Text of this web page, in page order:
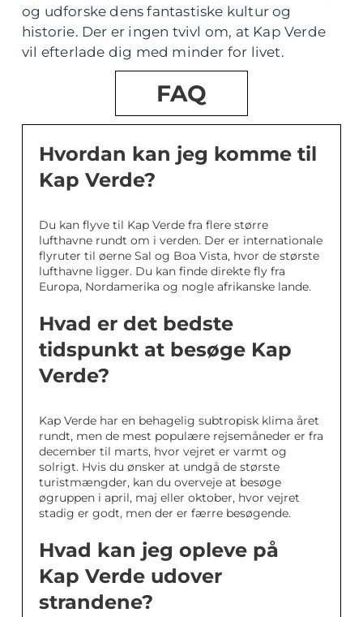
og udforske dens fantastiske kultur og
historie. Der er ingen tvivl om, at Kap Verde
vil efterlade dig med minder for livet.
FAQ
Hvordan kan jeg komme til
Kap Verde?
Du kan flyve til Kap Verde fra flere større
lufthavne rundt om i verden. Der er internationale
flyruter til øerne Sal og Boa Vista, hvor de største
lufthavne ligger. Du kan finde direkte fly fra
Europa, Nordamerika og nogle afrikanske lande.
Hvad er det bedste
tidspunkt at besøge Kap
Verde?
Kap Verde har en behagelig subtropisk klima året
rundt, men de mest populære rejsemåneder er fra
december til marts, hvor vejret er varmt og
solrigt. Hvis du ønsker at undgå de største
turistmængder, kan du overveje at besøge
øgruppen i april, maj eller oktober, hvor vejret
stadig er godt, men der er færre besøgende.
Hvad kan jeg opleve på
Kap Verde udover
strandene?